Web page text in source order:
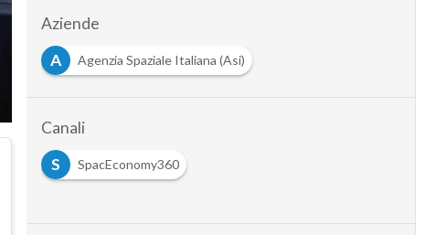
Aziende
A
Agenzia Spaziale Italiana (Asi)
Canali
S
SpacEconomy360